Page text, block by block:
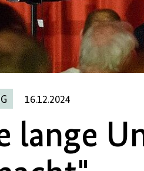
16.12.2024
lange